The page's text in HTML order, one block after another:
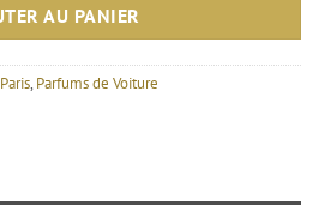
AU PANIER
, Parfums de Voiture